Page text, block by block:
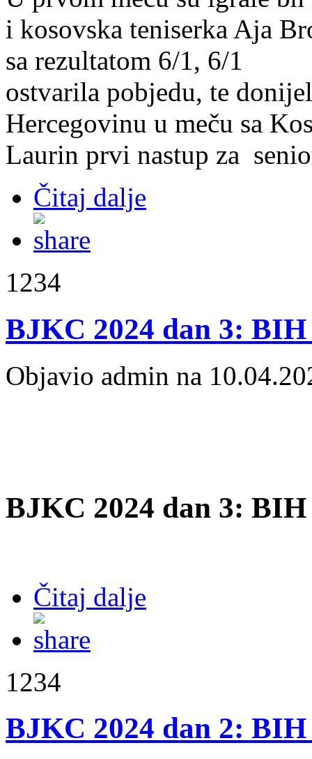
i kosovska teniserka Aja
sa rezultatom 6/1, 6/1
ostvarila pobjedu, te
Hercegovinu u meču sa
Laurin prvi nastup za
Čitaj dalje
1234
BJKC 2024 dan 3:
Objavio admin na
BJKC 2024 dan 3:
Čitaj dalje
1234
BJKC 2024 dan 2: